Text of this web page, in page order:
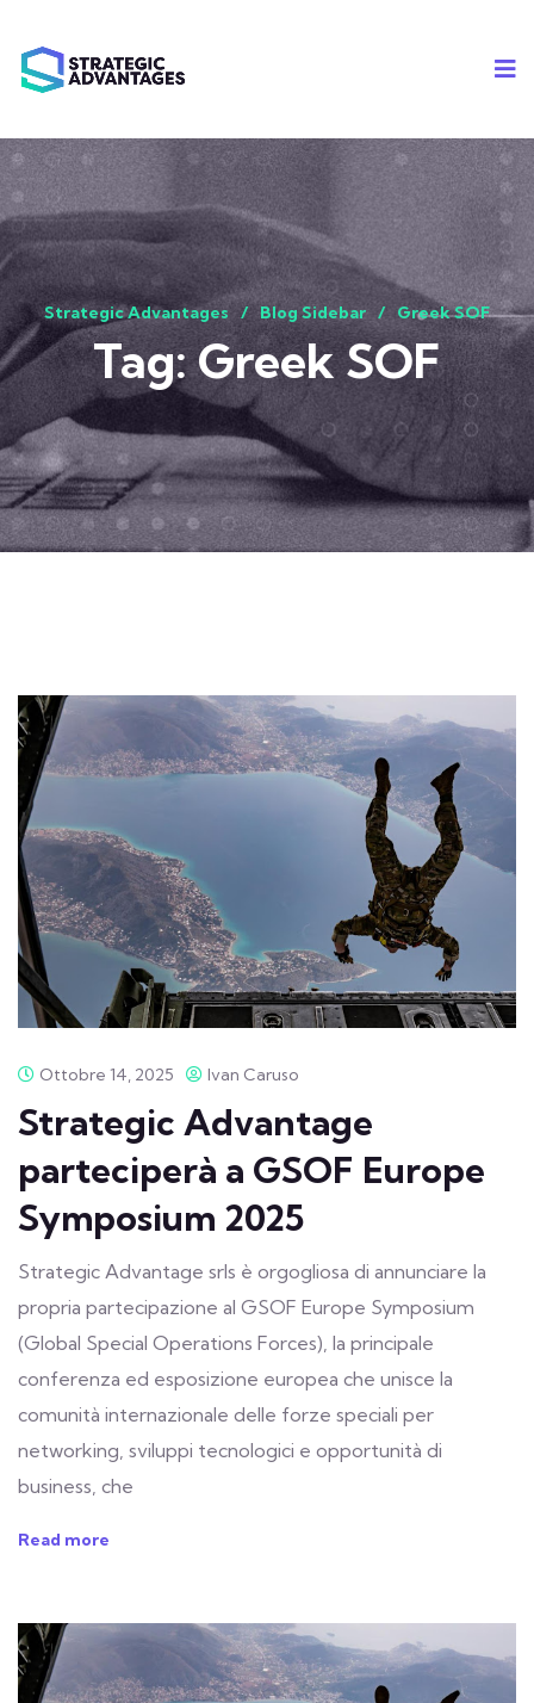
Strategic Advantages Blog Sidebar Greek SOF
Tag:Greek SOF
Ottobre 14, 2025 Ivan Caruso
Strategic Advantage
parteciperà a GSOF Europe
Symposium 2025
Strategic Advantage srls è orgogliosa di annunciare la
propria partecipazione al GSOF Europe Symposium
(Global Special Operations Forces), la principale
conferenza ed esposizione europea che unisce la
comunità internazionale delle forze speciali per
networking, sviluppi tecnologici e opportunità di
business, che
Read more